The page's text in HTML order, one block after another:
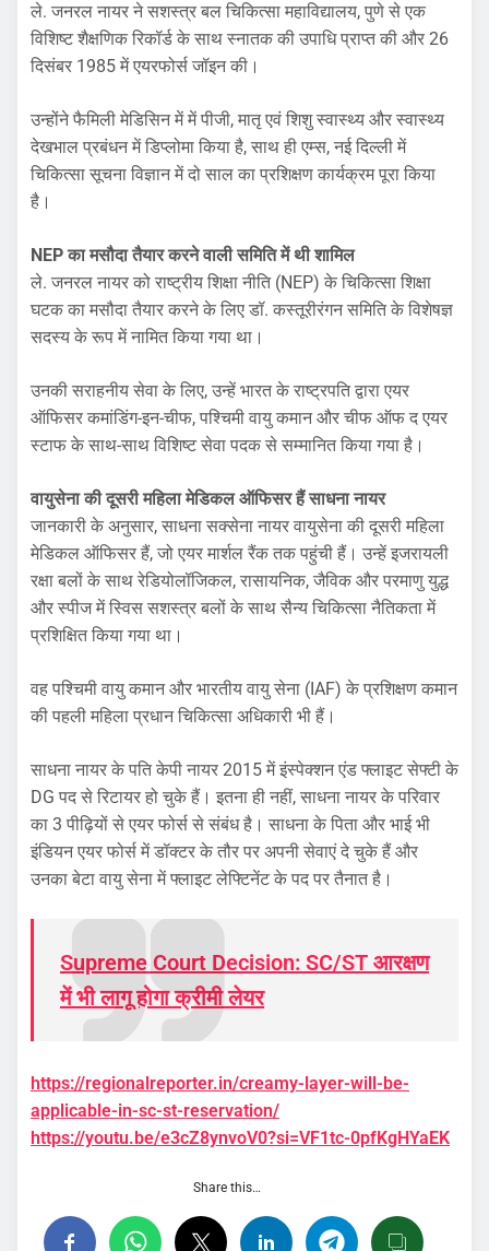
ले. जनरल नायर ने सशस्त्र बल चिकित्सा महाविद्यालय, पुणे से एक
विशिष्ट शैक्षणिक रिकॉर्ड के साथ स्नातक की उपाधि प्राप्त की और 26
दिसंबर 1985 में एयरफोर्स जॉइन की।
उन्होंने फैमिली मेडिसिन में में पीजी, मातृ एवं शिशु स्वास्थ्य और स्वास्थ्य
देखभाल प्रबंधन में डिप्लोमा किया है, साथ ही एम्स, नई दिल्ली में
चिकित्सा सूचना विज्ञान में दो साल का प्रशिक्षण कार्यक्रम पूरा किया
है।
NEP का मसौदा तैयार करने वाली समिति में थी शामिल
ले. जनरल नायर को राष्ट्रीय शिक्षा नीति (NEP) के चिकित्सा शिक्षा
घटक का मसौदा तैयार करने के लिए डॉ. कस्तूरीरंगन समिति के विशेषज्ञ
सदस्य के रूप में नामित किया गया था।
उनकी सराहनीय सेवा के लिए, उन्हें भारत के राष्ट्रपति द्वारा एयर
ऑफिसर कमांडिंग-इन-चीफ, पश्चिमी वायु कमान और चीफ ऑफ द एयर
स्टाफ के साथ-साथ विशिष्ट सेवा पदक से सम्मानित किया गया है।
वायुसेना की दूसरी महिला मेडिकल ऑफिसर हैं साधना नायर
जानकारी के अनुसार, साधना सक्सेना नायर वायुसेना की दूसरी महिला
मेडिकल ऑफिसर हैं, जो एयर मार्शल रैंक तक पहुंची हैं। उन्हें इजरायली
रक्षा बलों के साथ रेडियोलॉजिकल, रासायनिक, जैविक और परमाणु युद्ध
और स्पीज में स्विस सशस्त्र बलों के साथ सैन्य चिकित्सा नैतिकता में
प्रशिक्षित किया गया था।
वह पश्चिमी वायु कमान और भारतीय वायु सेना (IAF) के प्रशिक्षण कमान
की पहली महिला प्रधान चिकित्सा अधिकारी भी हैं।
साधना नायर के पति केपी नायर 2015 में इंस्पेक्शन एंड फ्लाइट सेफ्टी के
DG पद से रिटायर हो चुके हैं। इतना ही नहीं, साधना नायर के परिवार
का 3 पीढ़ियों से एयर फोर्स से संबंध है। साधना के पिता और भाई भी
इंडियन एयर फोर्स में डॉक्टर के तौर पर अपनी सेवाएं दे चुके हैं और
उनका बेटा वायु सेना में फ्लाइट लेफ्टिनेंट के पद पर तैनात है।
Supreme Court Decision: SC/ST आरक्षण
में भी लागू होगा क्रीमी लेयर
https://regionalreporter.in/creamy-layer-will-be-
applicable-in-sc-st-reservation/
https://youtu.be/e3cZ8ynvoV0?si=VF1tc-0pfKgHYaEK
Share this…